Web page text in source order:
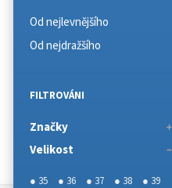
Od nejlevnějšího
Od nejdražšího
FILTROVÁNI
Značky
Velikost
● 35 ● 36 ● 37 ● 38
● 39